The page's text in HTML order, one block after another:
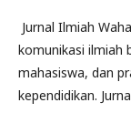
Jurnal Ilmiah
komunikasi ilmiah
mahasiswa, dan
kependidikan.